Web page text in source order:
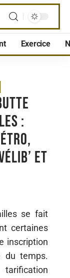
Exercice
:
et
se fait
certaines
inscription
du temps.